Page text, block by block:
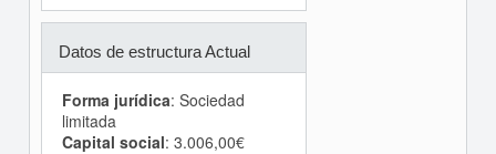
Datos de estructura Actual
Forma jurídica: Sociedad
limitada
Capital social: 3.006,00€